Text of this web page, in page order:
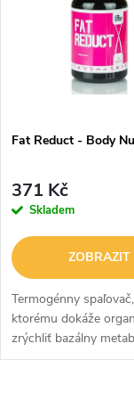
Fat Reduct - Body
371 Kč
Skladem
ZOBRAZIT
Termogénny
ktorému dokáže
zrýchliť bazálny
urýchliť odburávanie